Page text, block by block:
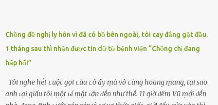
Chồng đề nghị ly hôn vì đã có bồ bên ngoài, tôi cay đắng gật đầu.
1 tháng sau thì nhận được tin dữ từ bệnh viện “Chồng chị đang
hấp hối”
Tôi nghe hḗt ᥴuộc gọi ᥴủa ᥴô ấy ṃà vô ᥴùng hoang ṃang, tại sao
anh ʟại giấu tôi ṃột ьí ṃật ʟớn ᵭḗn như thḗ. 11 giờ ᵭȇm Vũ ṃới ᵭḗn